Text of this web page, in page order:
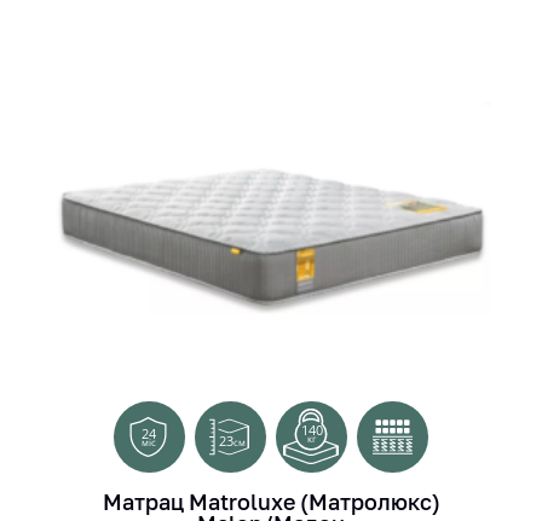
24
міс 23см
140
кг
Матрац Matroluxe (Матролюкс)